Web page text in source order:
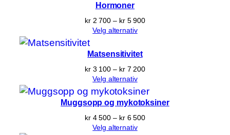
Hormoner
kr2 700 – kr5 900Prisområde:
Velg alternativ
Matsensitivitet
kr3 100 – kr7 200Prisområde:
til
kr 7 200
Velg alternativ
Muggsopp og mykotoksiner
kr4 500 – kr6 500Prisområde:
Velg alternativ